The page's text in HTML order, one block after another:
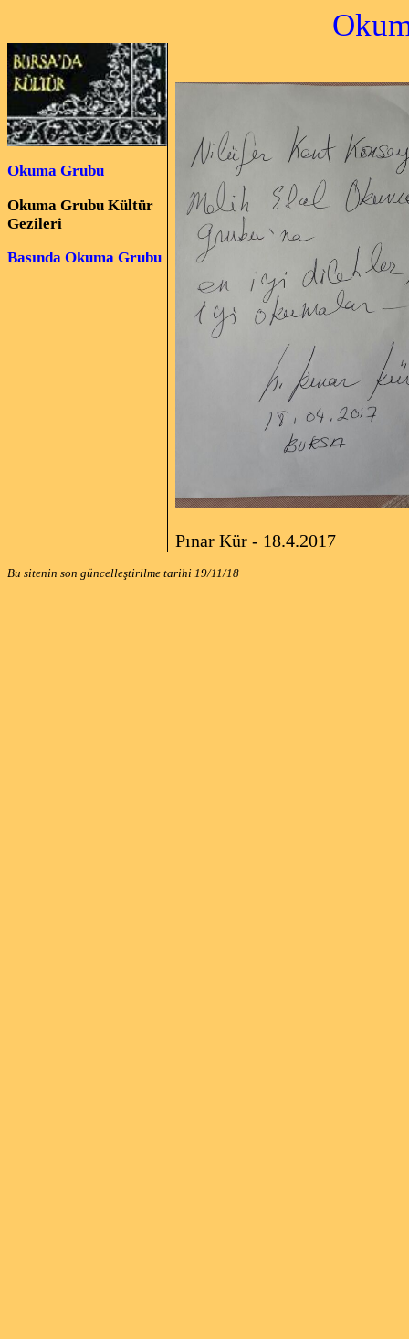
Okuma Grubu
Okuma Grubu Kültür
Gezileri
Basında Okuma Grubu
Pınar Kür -
Bu sitenin son güncelleştirilme tarihi 19/11/18